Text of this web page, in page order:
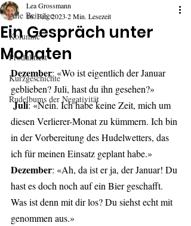
Alle Beiträge
Kolumne
Produkttest
Kurzgeschichte
Rudelbums der Negativität
Ein Gespräch unter
Monaten
Lea Grossmann
16. Feb. 2023 2 Min. Lesezeit
Dezember: «Wo ist eigentlich der Januar
geblieben? Juli, hast du ihn gesehen?»
Juli: «Nein. Ich habe keine Zeit, mich um
diesen Verlierer-Monat zu kümmern. Ich bin
in der Vorbereitung des Hudelwetters, das
ich für meinen Einsatz geplant habe.»
Dezember: «Ah, da ist er ja, der Januar! Du
hast es doch noch auf ein Bier geschafft.
Was ist denn mit dir los? Du siehst echt mit
genommen aus.»